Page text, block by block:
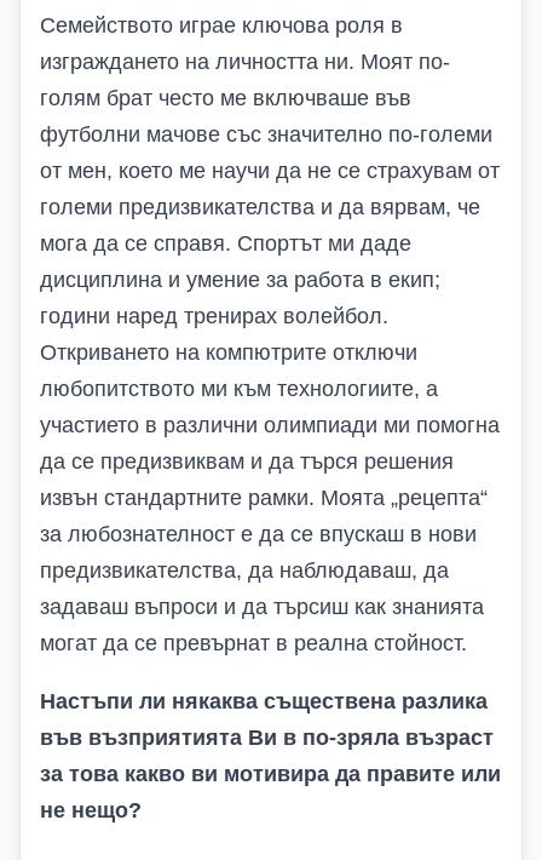
Семейството играе ключова роля в
изграждането на личността ни. Моят по-
голям брат често ме включваше във
футболни мачове със значително по-големи
от мен, което ме научи да не се страхувам от
големи предизвикателства и да вярвам, че
мога да се справя. Спортът ми даде
дисциплина и умение за работа в екип;
години наред тренирах волейбол.
Откриването на компютрите отключи
любопитството ми към технологиите, а
участието в различни олимпиади ми помогна
да се предизвиквам и да търся решения
извън стандартните рамки. Моята „рецепта“
за любознателност е да се впускаш в нови
предизвикателства, да наблюдаваш, да
задаваш въпроси и да търсиш как знанията
могат да се превърнат в реална стойност.
Настъпи ли някаква съществена разлика
във възприятията Ви в по-зряла възраст
за това какво ви мотивира да правите или
не нещо?